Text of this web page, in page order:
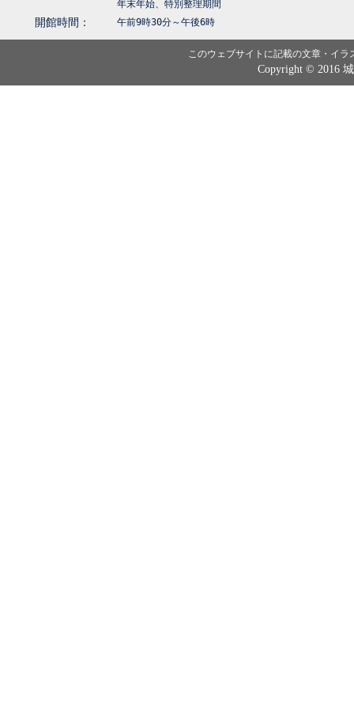
年末年始、特別整理期間
開館時間： 午前9時30分～午後6時
このウェブサイトに記載の文章・イ
Copyright © 2016